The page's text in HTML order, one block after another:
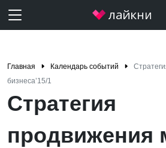
Главная Календарь событий
бизнеса’15/1
Стратегия
продвижения